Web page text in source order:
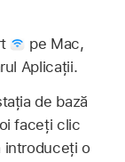
pe Mac,
Aplicații.
de bază
faceți clic
introduceți o